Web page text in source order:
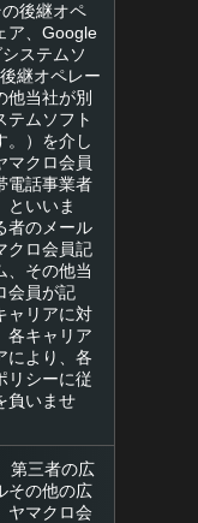
後継オペ
ア、Google
ステムソ
継オペレー
他当社が別
テムソフト
。）を介し
マクロ会員
電話事業者
といいま
者のメール
クロ会員記
、その他当
会員が記
ャリアに対
各キャリア
により、各
リシーに従
負いませ
第三者の広
その他の広
ヤマクロ会